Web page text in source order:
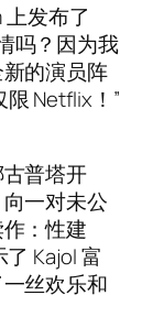
发布了
吗？因为我
的演员阵
Netflix！”
普塔开
一对未公
：性建
Kajol 富
丝欢乐和